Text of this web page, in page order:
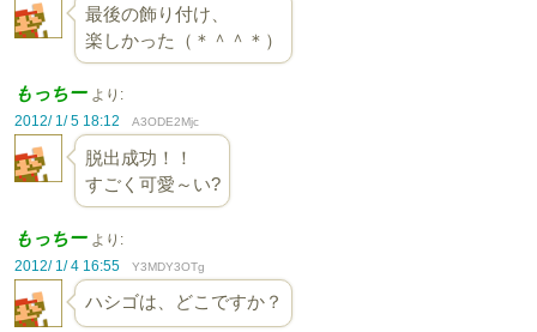
最後の飾り付け、
楽しかった（＊＾＾＊）
もっちー より:
2012/ 1/ 5 18:12
A3ODE2Mjc
脱出成功！！
すごく可愛～い?
もっちー より:
2012/ 1/ 4 16:55
Y3MDY3OTg
ハシゴは、どこですか？